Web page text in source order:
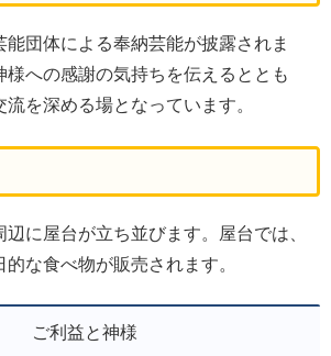
団体による奉納芸能が披露されま
様への感謝の気持ちを伝えるととも
を深める場となっています。
に屋台が立ち並びます。屋台では、
な食べ物が販売されます。
ご利益と神様